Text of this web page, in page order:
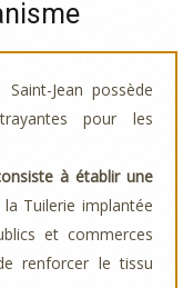
Jean possède
pour les
à établir une
Tuilerie implantée
et commerces
renforcer le tissu